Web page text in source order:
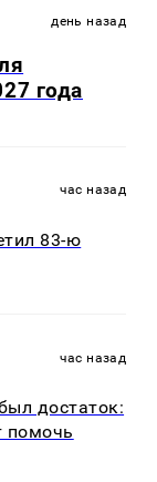
день назад
года
час назад
83-ю
час назад
достаток:
помочь